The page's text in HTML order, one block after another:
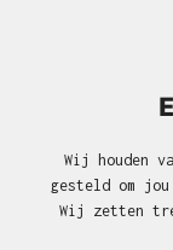
Wij houden
gesteld om
Wij zetten